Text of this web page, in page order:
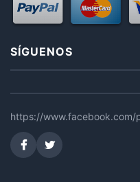
SÍGUENOS
https://